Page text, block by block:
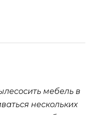
мебель в
нескольких